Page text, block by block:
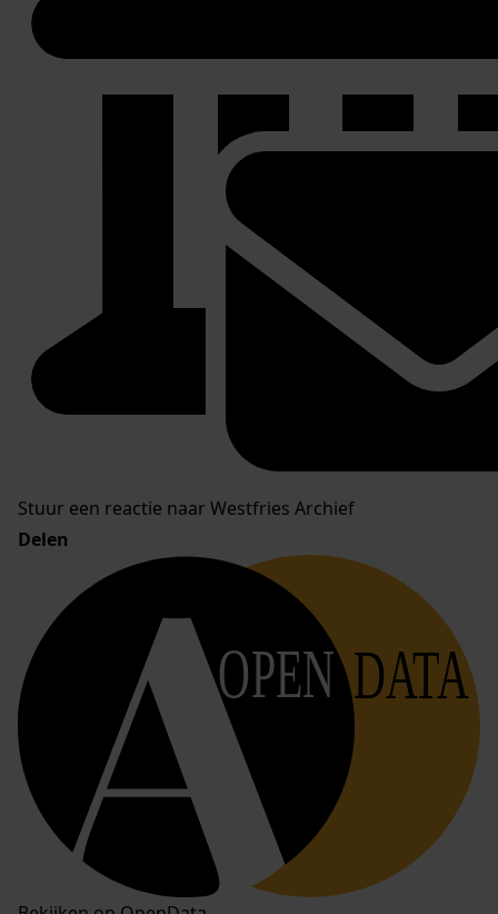
Stuur een reactie naar Westfries Archief
Delen
OPEN DATA